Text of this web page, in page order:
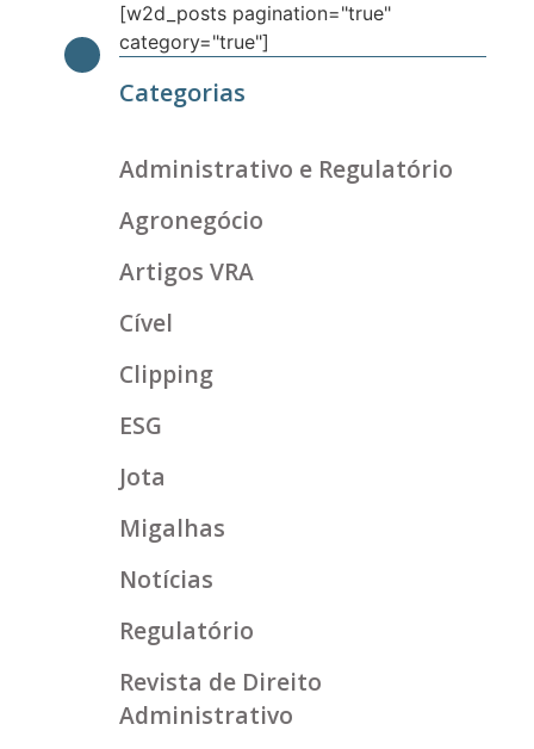
[w2d_posts pagination="true"
category="true"]
Categorias
Administrativo e Regulatório
Agronegócio
Artigos VRA
Cível
Clipping
ESG
Jota
Migalhas
Notícias
Regulatório
Revista de Direito
Administrativo